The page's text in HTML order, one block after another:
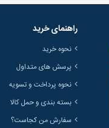
راهنمای خرید
نحوه خرید
پرسش های متداول
نحوه پرداخت و تسویه
بسته بندی و حمل کالا
سفارش من کجاست؟